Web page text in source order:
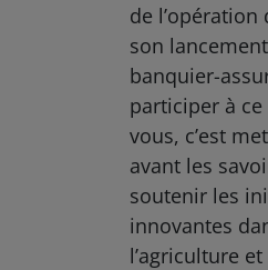
de l’opération
son
banquier-
participer à ce
vous, c’est
avant les
soutenir les
innovantes
l’agriculture et